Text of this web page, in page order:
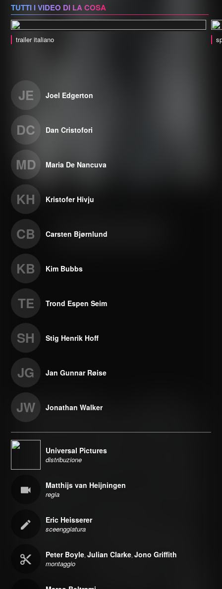
TUTTI I VIDEO DI LA COSA
trailer italiano
JE Joel Edgerton
DC Dan Cristofori
MD Maria De Nancuva
KH Kristofer Hivju
CB Carsten Bjørnlund
KB Kim Bubbs
TE Trond Espen Seim
SH Stig Henrik Hoff
JG Jan Gunnar Røise
JW Jonathan Walker
Universal Pictures
distribuzione
Matthijs van Heijningen
regia
Eric Heisserer
sceenggiatura
Peter Boyle,Julian Clarke,Jono Griffith
montaggio